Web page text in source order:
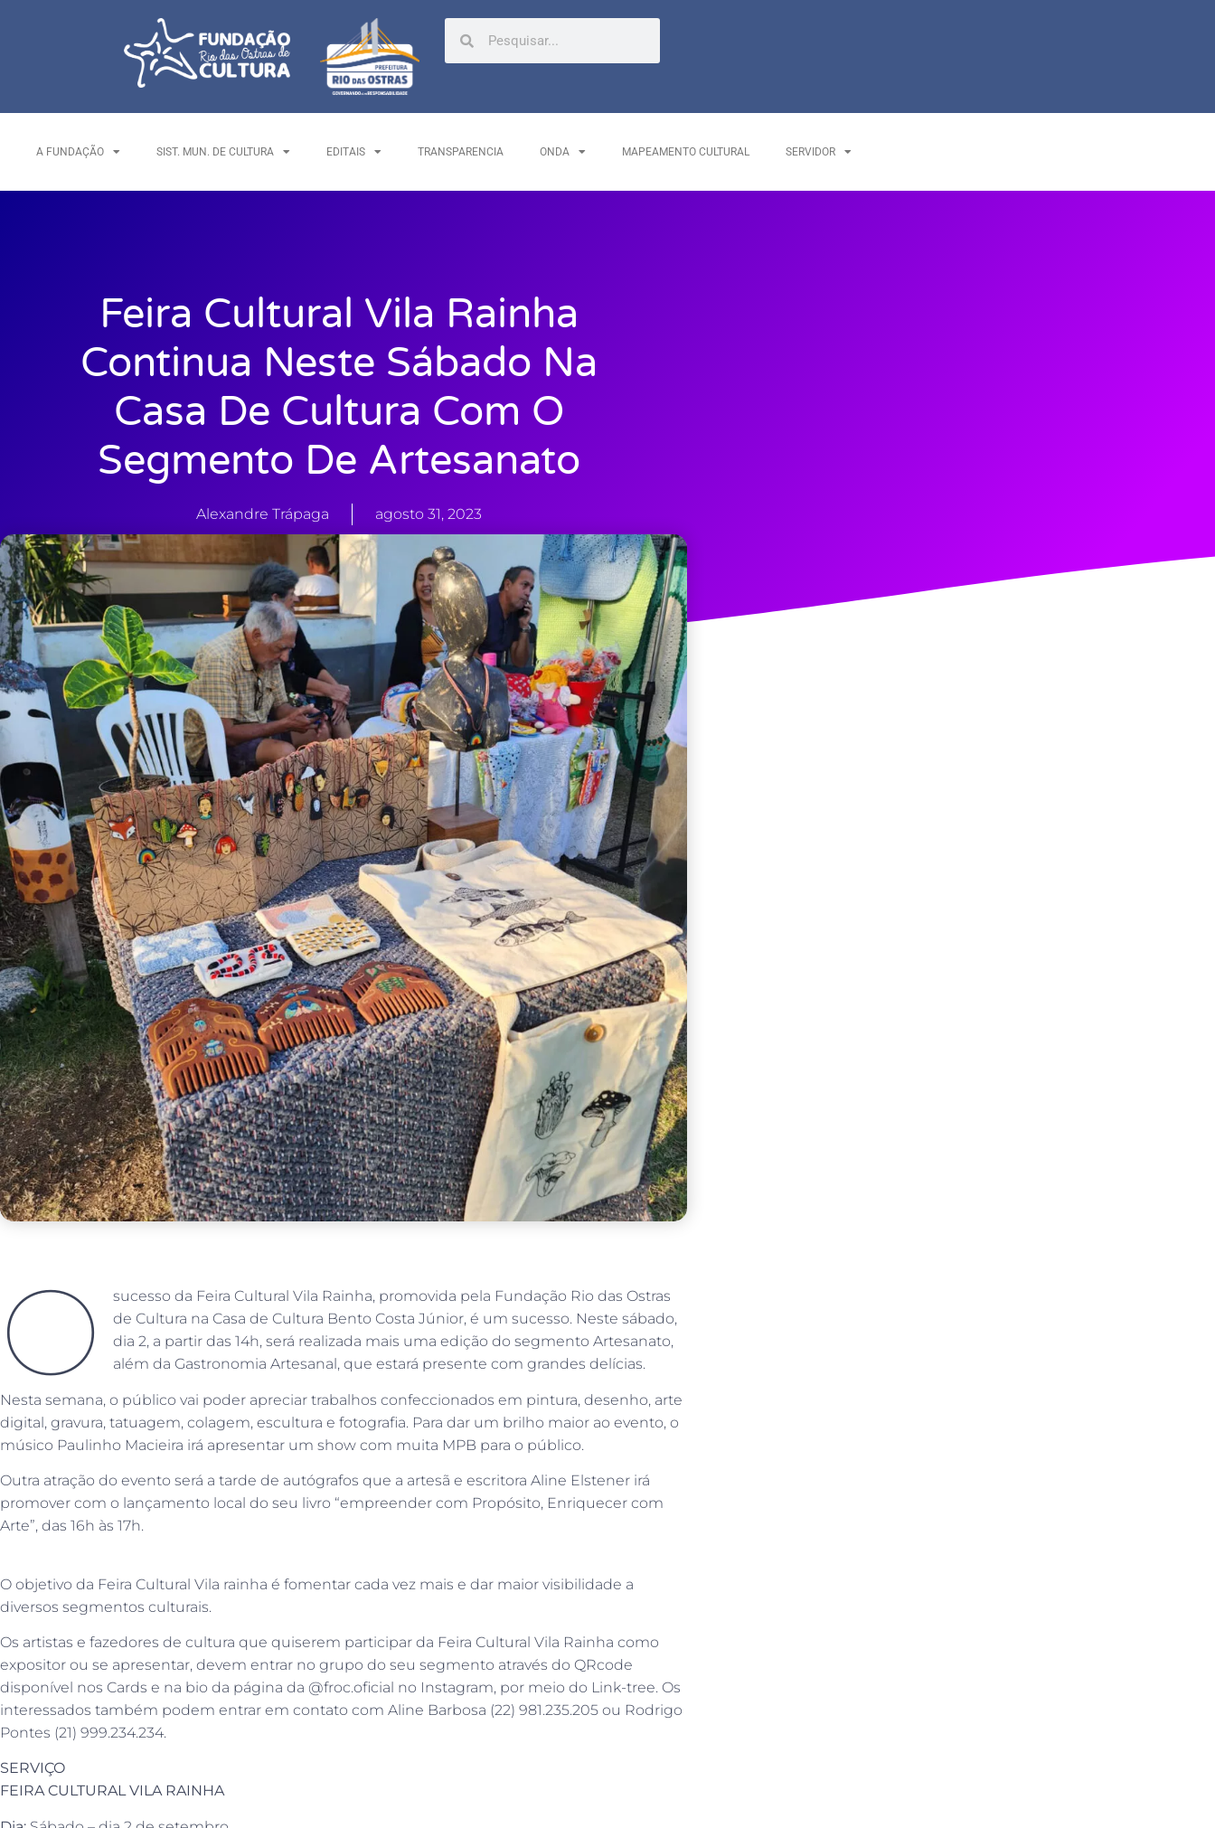
A FUNDAÇÃO SIST. MUN. DE CULTURA EDITAIS TRANSPARENCIA ONDA MAPEAMENTO CULTURAL SERVIDOR
Feira Cultural Vila Rainha
Continua Neste Sábado Na
Casa De Cultura Com O
Segmento De Artesanato
Alexandre Trápaga agosto 31, 2023
O
sucesso da Feira Cultural Vila Rainha, promovida pela Fundação Rio das Ostras
de Cultura na Casa de Cultura Bento Costa Júnior, é um sucesso. Neste sábado,
dia 2, a partir das 14h, será realizada mais uma edição do segmento Artesanato,
além da Gastronomia Artesanal, que estará presente com grandes delícias.
Nesta semana, o público vai poder apreciar trabalhos confeccionados em pintura, desenho, arte
digital, gravura, tatuagem, colagem, escultura e fotografia. Para dar um brilho maior ao evento, o
músico Paulinho Macieira irá apresentar um show com muita MPB para o público.
Outra atração do evento será a tarde de autógrafos que a artesã e escritora Aline Elstener irá
promover com o lançamento local do seu livro “empreender com Propósito, Enriquecer com
Arte”, das 16h às 17h.
O objetivo da Feira Cultural Vila rainha é fomentar cada vez mais e dar maior visibilidade a
diversos segmentos culturais.
Os artistas e fazedores de cultura que quiserem participar da Feira Cultural Vila Rainha como
expositor ou se apresentar, devem entrar no grupo do seu segmento através do QRcode
disponível nos Cards e na bio da página da @froc.oficial no Instagram, por meio do Link-tree. Os
interessados também podem entrar em contato com Aline Barbosa (22) 981.235.205 ou Rodrigo
Pontes (21) 999.234.234.
SERVIÇO
FEIRA CULTURAL VILA RAINHA